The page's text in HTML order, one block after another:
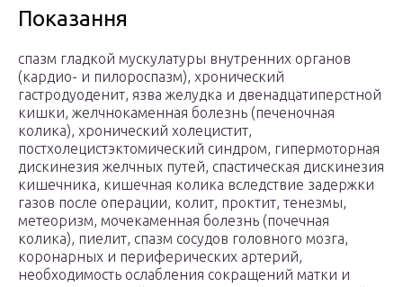
Показання
спазм гладкой мускулатуры внутренних органов
(кардио- и пилороспазм), хронический
гастродуоденит, язва желудка и двенадцатиперстной
кишки, желчнокаменная болезнь (печеночная
колика), хронический холецистит,
постхолецистэктомический синдром, гипермоторная
дискинезия желчных путей, спастическая дискинезия
кишечника, кишечная колика вследствие задержки
газов после операции, колит, проктит, тенезмы,
метеоризм, мочекаменная болезнь (почечная
колика), пиелит, спазм сосудов головного мозга,
коронарных и периферических артерий,
необходимость ослабления сокращений матки и